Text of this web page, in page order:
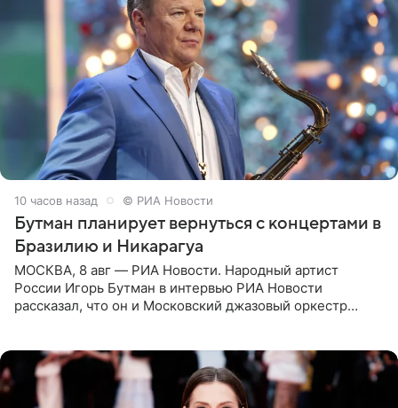
10 часов назад © РИА Новости
Бутман планирует вернуться с концертами в
Бразилию и Никарагуа
МОСКВА, 8 авг — РИА Новости. Народный артист
России Игорь Бутман в интервью РИА Новости
рассказал, что он и Московский джазовый оркестр